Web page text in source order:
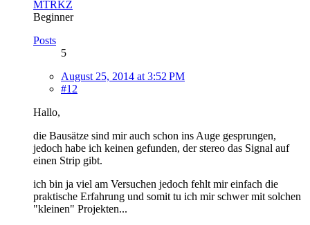
MTRKZ
Beginner
Posts
5
August 25, 2014 at 3:52 PM
#12
Hallo,
die Bausätze sind mir auch schon ins Auge gesprungen,
jedoch habe ich keinen gefunden, der stereo das Signal auf
einen Strip gibt.
ich bin ja viel am Versuchen jedoch fehlt mir einfach die
praktische Erfahrung und somit tu ich mir schwer mit solchen
"kleinen" Projekten...